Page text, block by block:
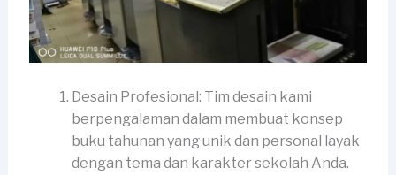
Desain Profesional: Tim desain kami
berpengalaman dalam membuat konsep
buku tahunan yang unik dan personal layak
dengan tema dan karakter sekolah Anda.